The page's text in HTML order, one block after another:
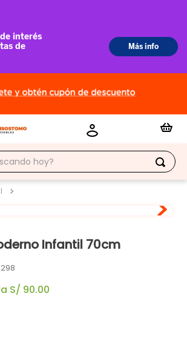
hoy?
Infantil 70cm
S/ 90.00